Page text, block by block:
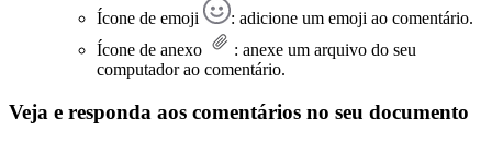
Ícone de emoji
: adicione um emoji ao comentário.
Ícone de anexo
: anexe um arquivo do seu
computador ao comentário.
Veja e responda aos comentários no seu documento